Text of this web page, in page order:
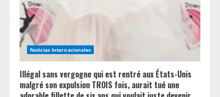
d
i
n
g
Noticias Internacionales
Illégal sans vergogne qui est rentré aux États-Unis
malgré son expulsion TROIS fois, aurait tué une